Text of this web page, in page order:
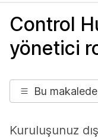
Control
yönetici
Bu makalede
Kuruluşunuz